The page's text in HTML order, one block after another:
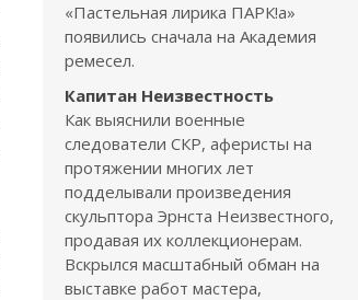
«Пастельная лирика ПАРК!а»
появились сначала на Академия
ремесел.
Капитан Неизвестность
Как выяснили военные
следователи СКР, аферисты на
протяжении многих лет
подделывали произведения
скульптора Эрнста Неизвестного,
продавая их коллекционерам.
Вскрылся масштабный обман на
выставке работ мастера,